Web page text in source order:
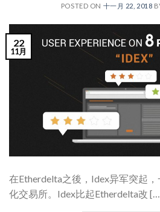
POSTED ON 十一月 22, 2018
22
11月
在Etherdelta之後，Idex异军突起
化交易所。Idex比起Etherdelta改